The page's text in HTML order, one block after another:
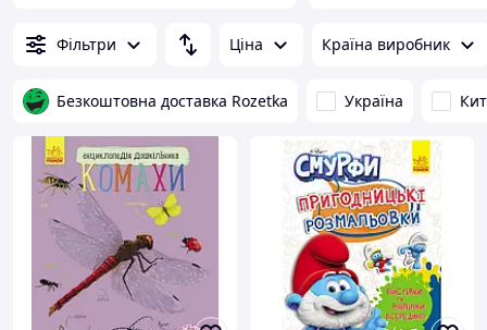
Фільтри Ціна Країна виробник
Безкоштовна доставка Rozetka Україна